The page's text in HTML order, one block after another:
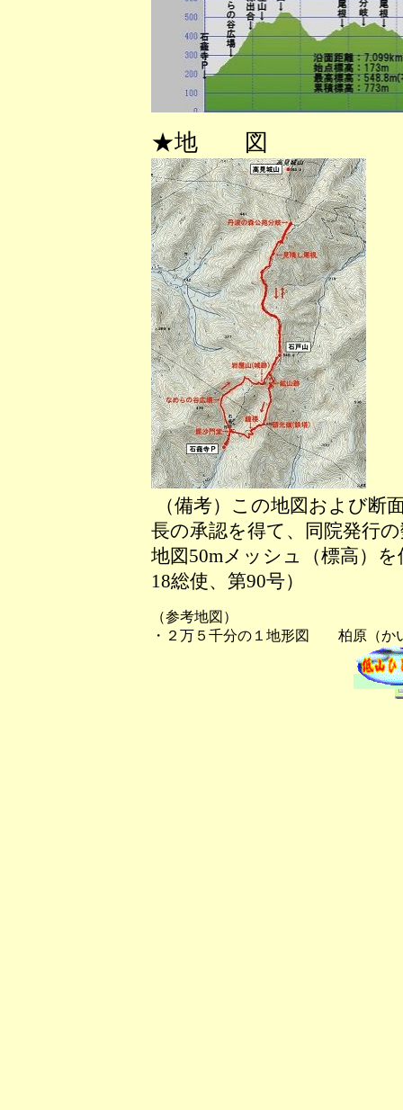
★地 図
（備考）この地図および断
長の承認を得て、同院発行
地図50mメッシュ（標高）
18総使、第90号）
（参考地図）
・２万５千分の１地形図 柏原（か